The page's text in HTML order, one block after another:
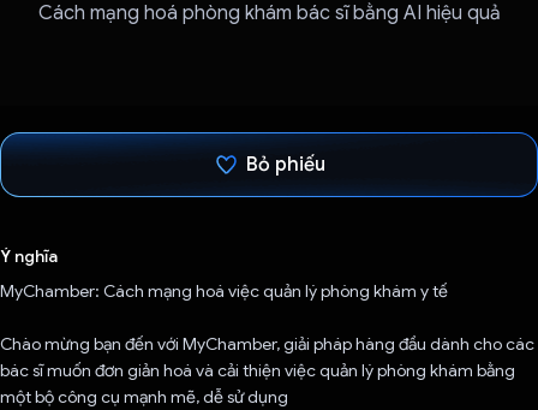
Cách mạng hoá phòng khám bác sĩ bằng AI hiệu quả
Bỏ phiếu
Ý nghĩa
MyChamber: Cách mạng hoá việc quản lý phòng khám y tế
Chào mừng bạn đến với MyChamber, giải pháp hàng đầu dành cho các
bác sĩ muốn đơn giản hoá và cải thiện việc quản lý phòng khám bằng
một bộ công cụ mạnh mẽ, dễ sử dụng